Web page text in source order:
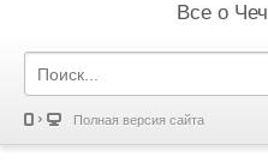
Все о
Полная версия сайта